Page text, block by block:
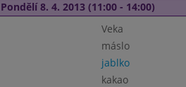
Pondělí 8. 4. 2013 (11:00 - 14:00)
Veka
máslo
jablko
kakao